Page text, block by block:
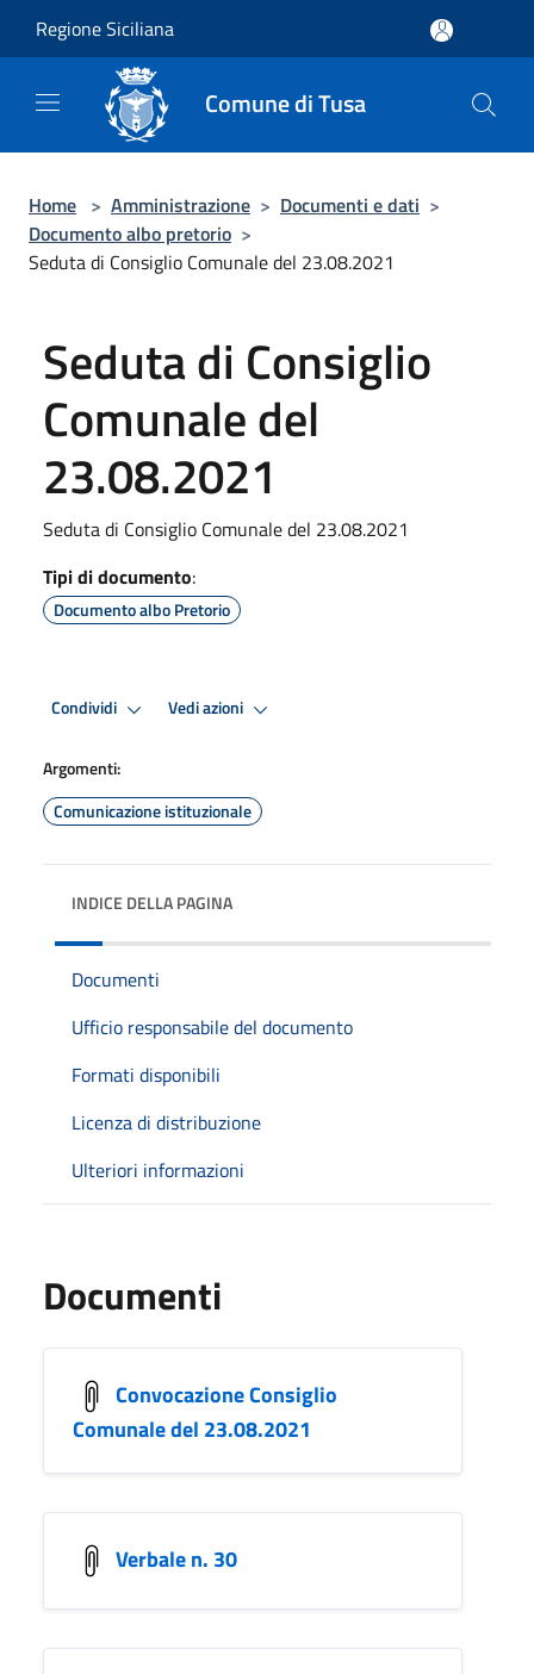
Regione Siciliana
Comune di Tusa
Home > Amministrazione > Documenti e dati >
Documento albo pretorio >
Seduta di Consiglio Comunale del 23.08.2021
Seduta di Consiglio
Comunale del
23.08.2021
Seduta di Consiglio Comunale del 23.08.2021
Tipi di documento:
Documento albo Pretorio
Condividi Vedi azioni
Argomenti:
Comunicazione istituzionale
INDICE DELLA PAGINA
Documenti
Ufficio responsabile del documento
Formati disponibili
Licenza di distribuzione
Ulteriori informazioni
Documenti
Convocazione Consiglio
Comunale del 23.08.2021
Verbale n. 30